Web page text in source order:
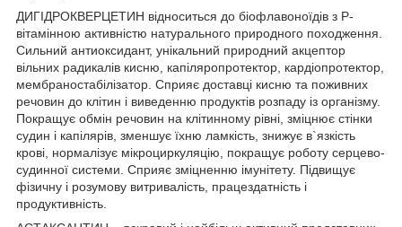
ДИГІДРОКВЕРЦЕТИН відноситься до біофлавоноїдів з Р-
вітамінною активністю натурального природного походження.
Сильний антиоксидант, унікальний природний акцептор
вільних радикалів кисню, капіляропротектор, кардіопротектор,
мембраностабілізатор. Сприяє доставці кисню та поживних
речовин до клітин і виведенню продуктів розпаду із організму.
Покращує обмін речовин на клітинному рівні, зміцнює стінки
судин і капілярів, зменшує їхню ламкість, знижує в`язкість
крові, нормалізує мікроциркуляцію, покращує роботу серцево-
судинної системи. Сприяє зміцненню імунітету. Підвищує
фізичну і розумову витривалість, працездатність і
продуктивність.